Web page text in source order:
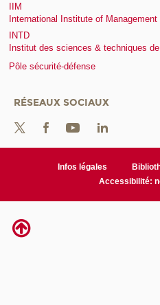
IIM
International Institute of Management
INTD
Institut des sciences & techniques
Pôle sécurité-défense
RÉSEAUX SOCIAUX
Infos légales
Accessibilité: